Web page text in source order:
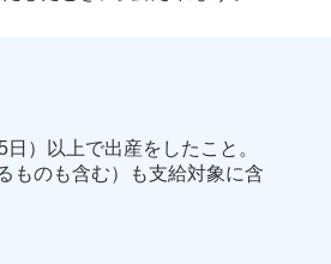
）以上で出産をしたこと。
ものも含む）も支給対象に含